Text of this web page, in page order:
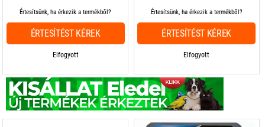
Elfogyott
Értesítsünk, ha érkezik a termékből?
ÉRTESÍTÉST KÉREK
Elfogyott
Értesítsünk, ha érkezik a termékből?
ÉRTESÍTÉST KÉREK